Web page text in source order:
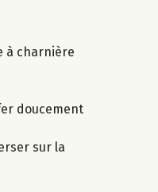
à charnière
doucement
sur la